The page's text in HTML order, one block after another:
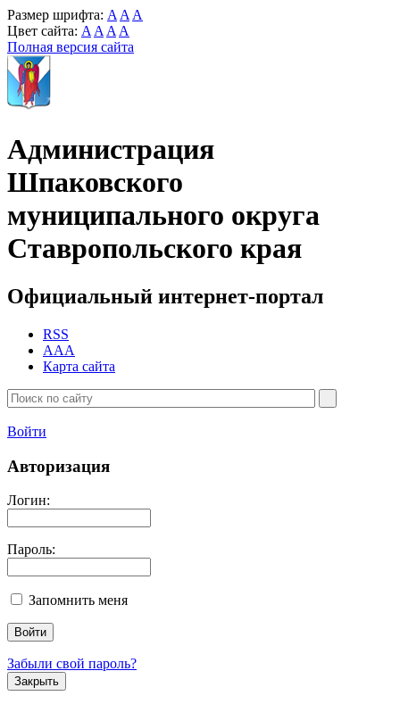
Размер шрифта: A A A
Цвет сайта: A A A A
Полная версия сайта
Администрация
Шпаковского
муниципального округа
Ставропольского края
Официальный интернет-портал
RSS
AAA
Карта сайта
Войти
Авторизация
Логин:
Пароль:
Запомнить меня
Забыли свой пароль?
Закрыть